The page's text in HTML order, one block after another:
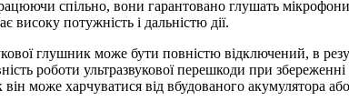
спільно, вони гарантовано глушать мікрофони
високу потужність і дальністю дії.
глушник може бути повністю відключений, в
роботи ультразвукової перешкоди при
може харчуватися від вбудованого акумулятора